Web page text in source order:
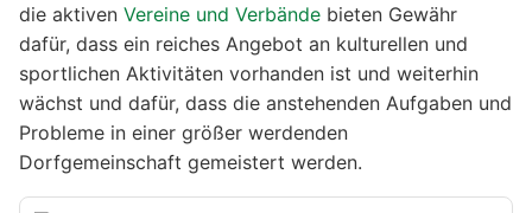
die aktiven Vereine und Verbände bieten Gewähr
dafür, dass ein reiches Angebot an kulturellen und
sportlichen Aktivitäten vorhanden ist und weiterhin
wächst und dafür, dass die anstehenden Aufgaben und
Probleme in einer größer werdenden
Dorfgemeinschaft gemeistert werden.